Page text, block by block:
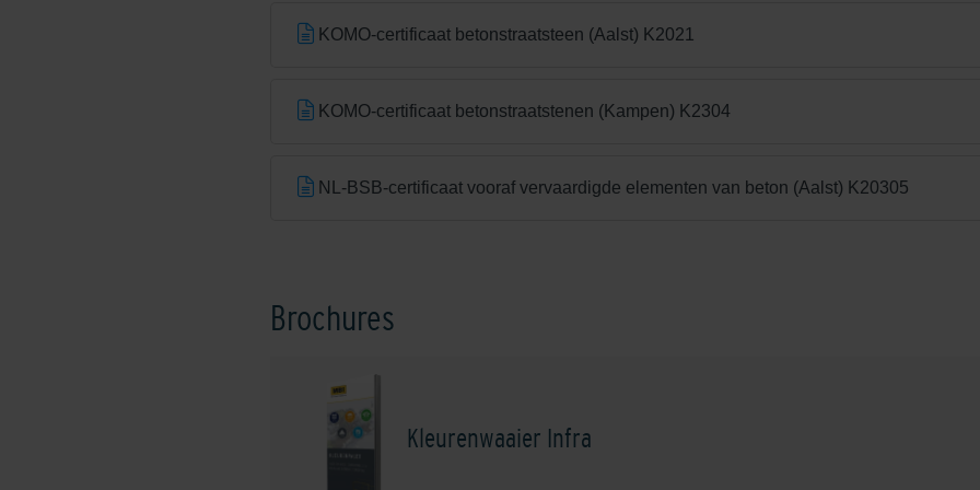
KOMO-certificaat betonstraatsteen (Aalst) K2021
KOMO-certificaat betonstraatstenen (Kampen) K2304
NL-BSB-certificaat vooraf vervaardigde elementen van beton (Aalst) K20305
Brochures
Kleurenwaaier Infra